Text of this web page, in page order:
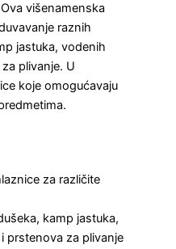
višenamenska
raznih
jastuka, vodenih
plivanje. U
koje omogućavaju
za različite
kamp jastuka,
prstenova za plivanje